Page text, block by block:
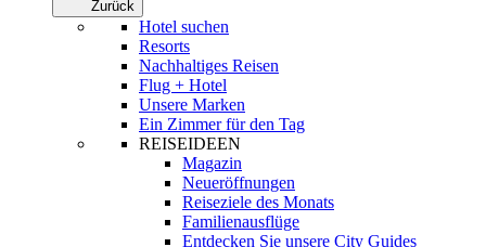
Zurück
Hotel suchen
Resorts
Nachhaltiges Reisen
Flug + Hotel
Unsere Marken
Ein Zimmer für den Tag
REISEIDEEN
Magazin
Neueröffnungen
Reiseziele des Monats
Familienausflüge
Entdecken Sie unsere City Guides